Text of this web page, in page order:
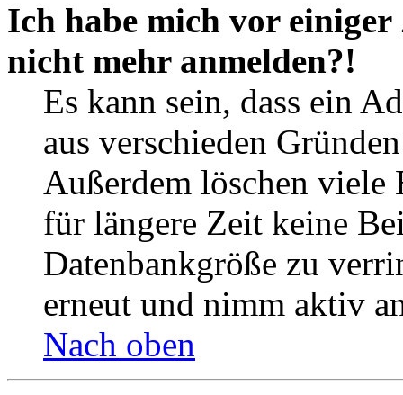
Ich habe mich vor
nicht mehr anmelden?!
Es kann sein, dass ein
aus verschieden
Außerdem löschen viele
für längere Zeit keine
Datenbankgröße zu
erneut und nimm aktiv
Nach oben